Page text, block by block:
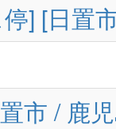
] [日置
市 / 鹿